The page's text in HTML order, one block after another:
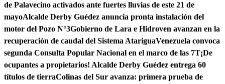
de Palavecino activados ante fuertes lluvias de este 21 de
mayoAlcalde Derby Guédez anuncia pronta instalación del
motor del Pozo N°3Gobierno de Lara e Hidroven avanzan en la
recuperación de caudal del Sistema AtariguaVenezuela convoca
segunda Consulta Popular Nacional en el marco de las 7T¡De
ocupantes a propietarios! Alcalde Derby Guédez entrega 60
títulos de tierraColinas del Sur avanza: primera prueba de